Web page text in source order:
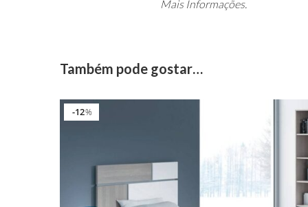
Mais Informações.
Também pode gostar…
%
12